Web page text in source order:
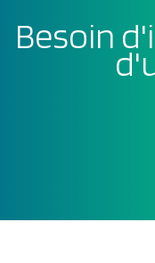
Besoin